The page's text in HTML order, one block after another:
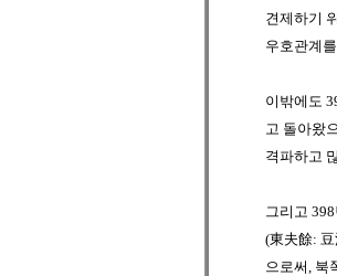
견제하기
우호관계
이밖에도
고 돌아왔
격파하고
그리고
(東夫餘:
으로써, 북